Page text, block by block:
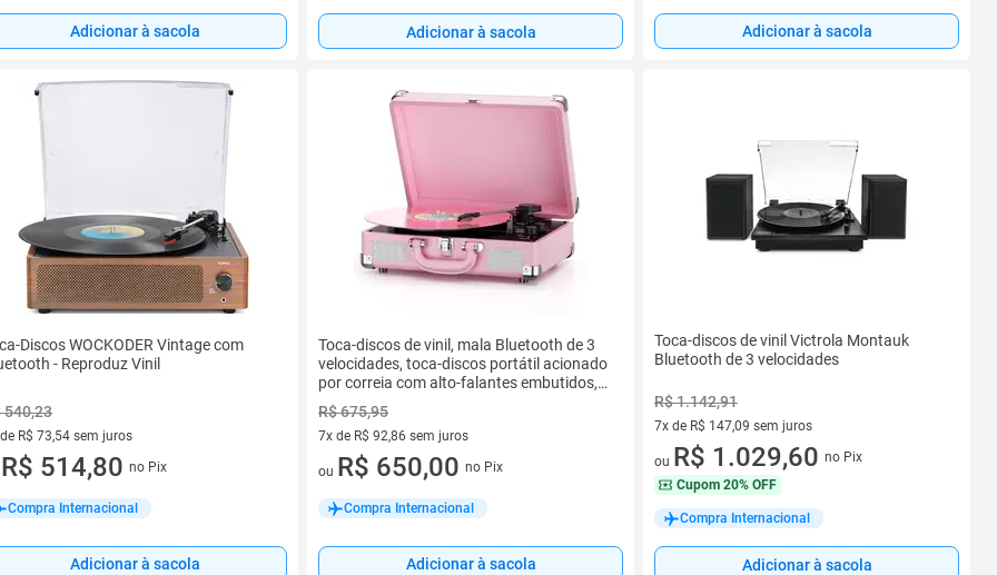
Adicionar à sacola Adicionar à sacola Adicionar à sacola
Discos WOCKODER Vintage com
- Reproduz Vinil
540,23
R$ 73,54 sem juros
de R$ 73,54 sem juros
R$ 514,80 no Pix
Compra Internacional
Adicionar à sacola
Toca-discos de vinil, mala Bluetooth de 3
velocidades, toca-discos portátil acionado
por correia com alto-falantes embutidos,
saída de linha RCA, entrada de fone de
ouvido, toca-discos vintage, rosa
R$ 675,95
7x de R$ 92,86 sem juros
7 vez de R$ 92,86 sem juros
ou R$ 650,00 no Pix
Compra Internacional
Adicionar à sacola
Toca-discos de vinil Victrola Montauk
Bluetooth de 3 velocidades
R$ 1.142,91
7x de R$ 147,09 sem juros
7 vez de R$ 147,09 sem juros
ou R$ 1.029,60 no Pix
Cupom 20% OFF
Compra Internacional
Adicionar à sacola